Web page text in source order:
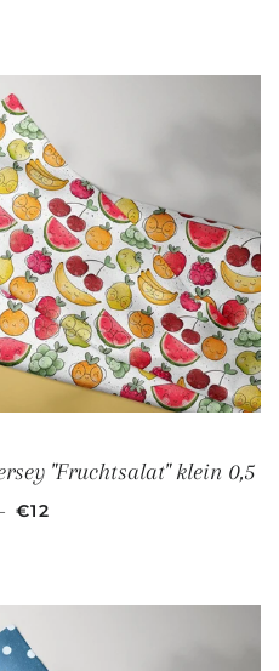
"Fruchtsalat" klein 0,5
NORMALER PREIS
€12